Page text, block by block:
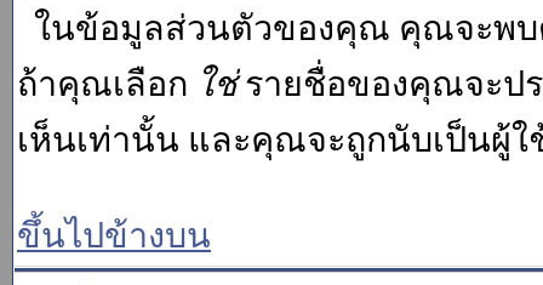
ในข้อมูลส่วนตัวของคุณ คุณจะพบ
ถ้าคุณเลือก ใช่รายชื่อของคุณจะปร
เห็นเท่านั้น และคุณจะถูกนับเป็นผู้
ขึ้นไปข้างบน